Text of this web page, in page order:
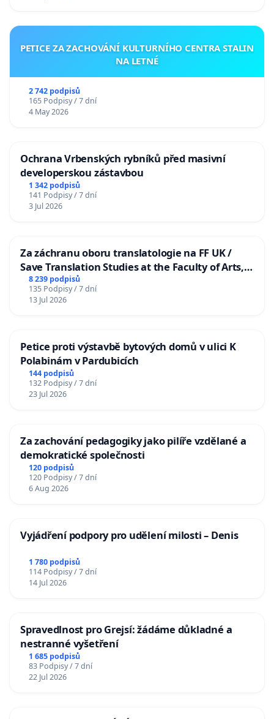
PETICE ZA ZACHOVÁNÍ KULTURNÍHO CENTRA STALIN
NA LETNÉ
2 742 podpisů
165 Podpisy / 7 dní
4 May 2026
Ochrana Vrbenských rybníků před masivní
developerskou zástavbou
1 342 podpisů
141 Podpisy / 7 dní
3 Jul 2026
Za záchranu oboru translatologie na FF UK /
Save Translation Studies at the Faculty of Arts,
Charles University
8 239 podpisů
135 Podpisy / 7 dní
13 Jul 2026
Petice proti výstavbě bytových domů v ulici K
Polabinám v Pardubicích
144 podpisů
132 Podpisy / 7 dní
23 Jul 2026
Za zachování pedagogiky jako pilíře vzdělané a
demokratické společnosti
120 podpisů
120 Podpisy / 7 dní
6 Aug 2026
Vyjádření podpory pro udělení milosti – Denis
1 780 podpisů
114 Podpisy / 7 dní
14 Jul 2026
Spravedlnost pro Grejsí: žádáme důkladné a
nestranné vyšetření
1 685 podpisů
83 Podpisy / 7 dní
22 Jul 2026